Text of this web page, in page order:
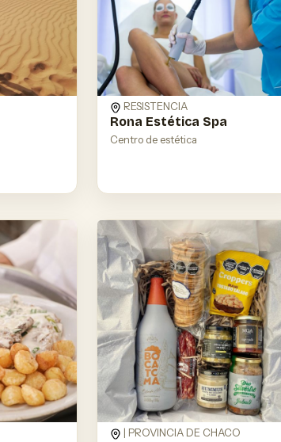
RESISTENCIA
Rona Estética Spa
Centro de estética
| PROVINCIA DE CHACO